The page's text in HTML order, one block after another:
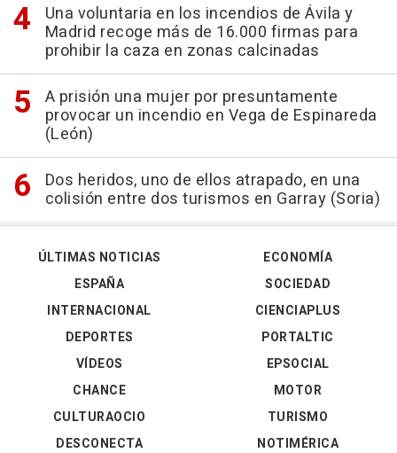
Una voluntaria en los incendios de Ávila y
Madrid recoge más de 16.000 firmas para
prohibir la caza en zonas calcinadas
A prisión una mujer por presuntamente
provocar un incendio en Vega de Espinareda
(León)
Dos heridos, uno de ellos atrapado, en una
colisión entre dos turismos en Garray (Soria)
ÚLTIMAS NOTICIAS
ESPAÑA
INTERNACIONAL
DEPORTES
VÍDEOS
ECONOMÍA
SOCIEDAD
CIENCIAPLUS
PORTALTIC
EPSOCIAL
CHANCE
CULTURAOCIO
DESCONECTA
MOTOR
TURISMO
NOTIMÉRICA